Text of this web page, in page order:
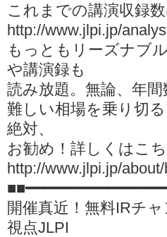
これまでの講演収録
http://www.jlpi.jp/
もっともリーズナブ
や講演録も
読み放題。無論、年
難しい相場を乗り切
絶対、
お勧め！詳しくはこ
http://www.jlpi.jp/
開催真近！無料IRチ
視点JLPI